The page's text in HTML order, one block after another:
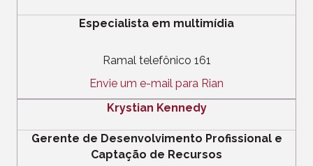
Especialista em multimídia
Ramal telefônico 161
Envie um e-mail para Rian
Krystian Kennedy
Gerente de Desenvolvimento Profissional e
Captação de Recursos